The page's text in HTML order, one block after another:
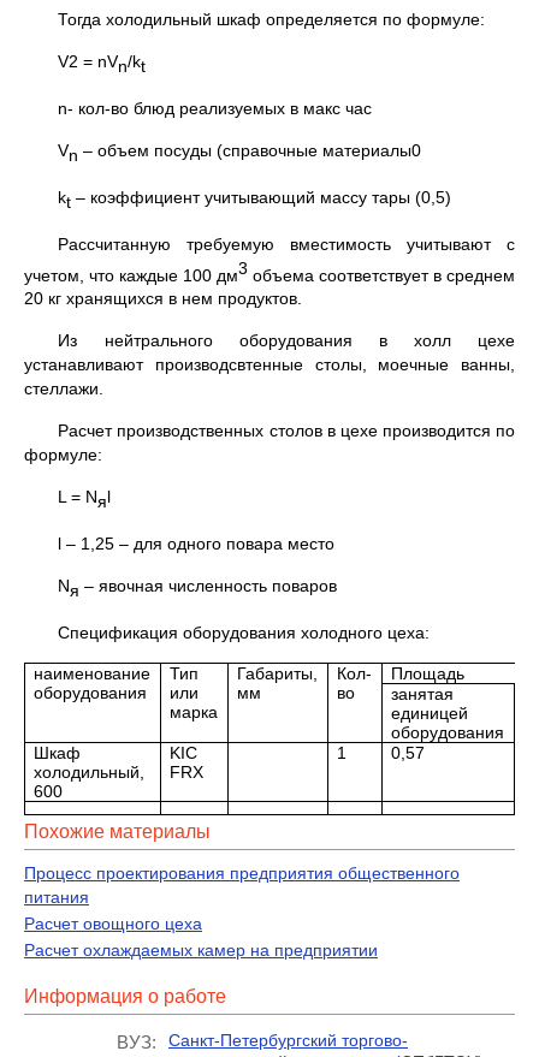
Тогда холодильный шкаф определяется по формуле:
V2 = nVn/kt
n- кол-во блюд реализуемых в макс час
Vn – объем посуды (справочные материалы0
kt – коэффициент учитывающий массу тары (0,5)
Рассчитанную требуемую вместимость учитывают с
учетом, что каждые 100 дм3 объема соответствует в среднем
20 кг хранящихся в нем продуктов.
Из нейтрального оборудования в холл цехе
устанавливают производсвтенные столы, моечные ванны,
стеллажи.
Расчет производственных столов в цехе производится по
формуле:
L = Nяl
l – 1,25 – для одного повара место
Nя – явочная численность поваров
Спецификация оборудования холодного цеха:
наименование
оборудования
Тип
или
марка
Габариты,
мм
Кол-
во
Площадь
занятая
единицей
оборудования
Шкаф
холодильный,
600
KIC
FRX
1 0,57
Похожие материалы
Процесс проектирования предприятия общественного
питания
Расчет овощного цеха
Расчет охлаждаемых камер на предприятии
Информация о работе
ВУЗ:
Санкт-Петербургский торгово-